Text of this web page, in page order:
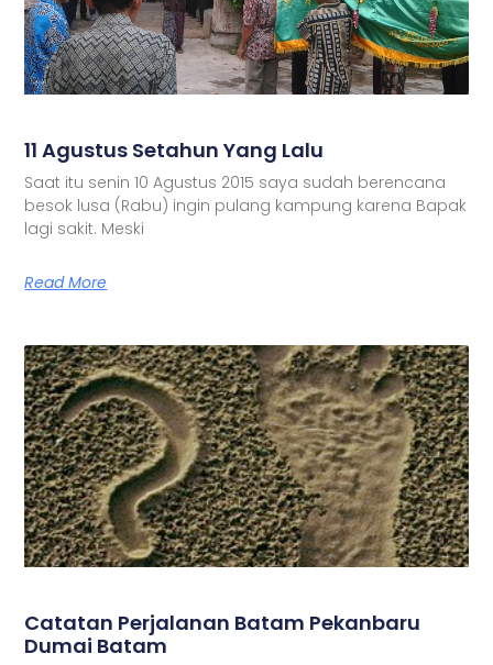
11 Agustus Setahun Yang Lalu
Saat itu senin 10 Agustus 2015 saya sudah berencana
besok lusa (Rabu) ingin pulang kampung karena Bapak
lagi sakit. Meski
Read More
Catatan Perjalanan Batam Pekanbaru
Dumai Batam